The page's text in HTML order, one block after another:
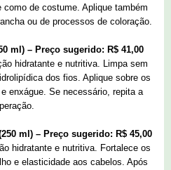
de costume. Aplique também
ou de processos de coloração.
ml) – Preço sugerido: R$ 41,00
hidratante e nutritiva. Limpa sem
dos fios. Aplique sobre os
enxágue. Se necessário, repita a
ml) – Preço sugerido: R$ 45,00
hidratante e nutritiva. Fortalece os
e elasticidade aos cabelos. Após